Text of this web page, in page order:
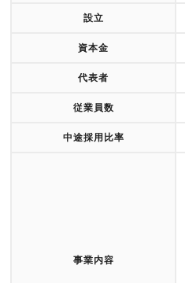
設立
資本金
代表者
従業員数
中途採用比率
事業内容